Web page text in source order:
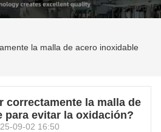
la malla de acero inoxidable
correctamente la malla de
para evitar la oxidación?
09-02 16:50